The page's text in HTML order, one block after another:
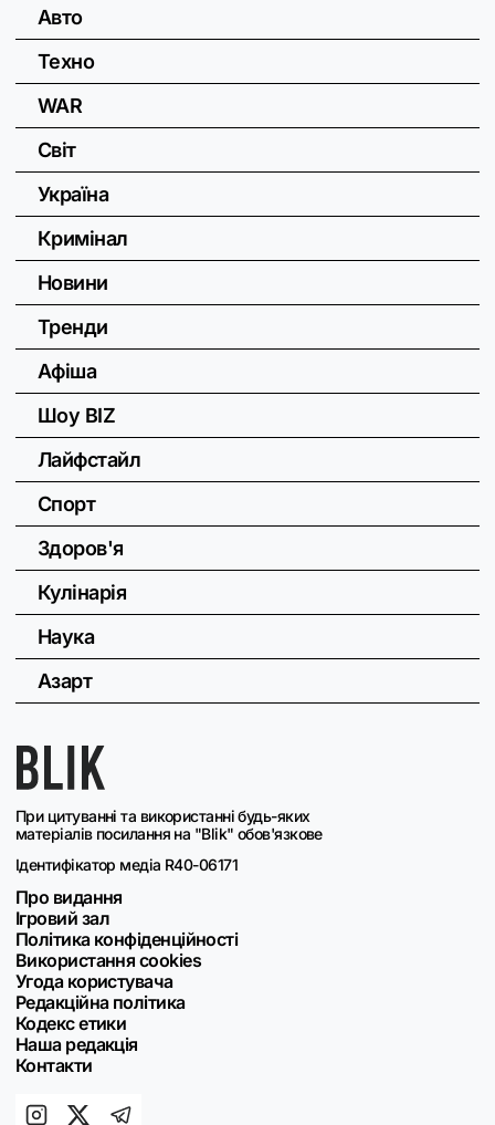
При цитуванні та використанні будь-яких
матеріалів посилання на "Blik" обов'язкове
Ідентифікатор медіа R40-06171
Про видання
Ігровий зал
Політика конфіденційності
Використання cookies
Угода користувача
Редакційна політика
Кодекс етики
Наша редакція
Контакти
Авто
Техно
WAR
Світ
Україна
Кримінал
Новини
Тренди
Афіша
Шоу BIZ
Лайфстайл
Спорт
Здоров'я
Кулінарія
Наука
Азарт